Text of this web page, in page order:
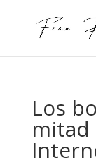
Los
mitad